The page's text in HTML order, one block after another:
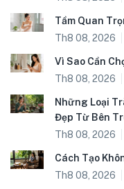
Tầm Quan
Th8 08, 2026
Vì Sao Cần
Th8 08, 2026
Những Loại
Đẹp Từ Bên
Th8 08, 2026
Cách Tạo
Th8 08, 2026